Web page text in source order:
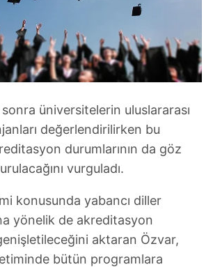
üniversitelerin uluslararası
değerlendirilirken bu
durumlarının da göz
vurguladı.
konusunda yabancı diller
yönelik de akreditasyon
genişletileceğini aktaran Özvar,
bütün programlara